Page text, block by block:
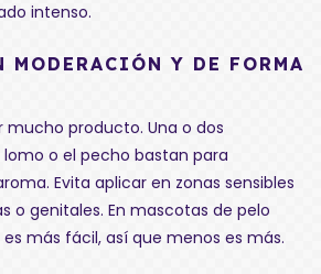
intenso.
MODERACIÓN Y DE FORMA
mucho producto. Una o dos
o el pecho bastan para
Evita aplicar en zonas sensibles
o genitales. En mascotas de pelo
más fácil, así que menos es más.